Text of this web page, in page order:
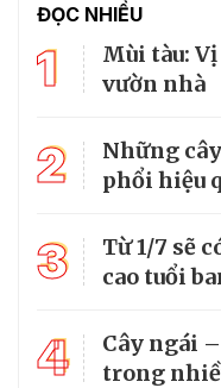
ĐỌC NHIỀU
1
Mùi tàu:
vườn nhà
2
Những
phổi hiệu
3
Từ 1/7 sẽ
cao tuổi
4
Cây ngái
trong